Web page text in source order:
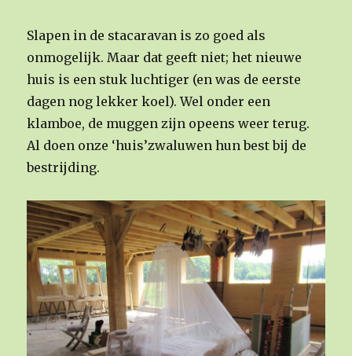
Slapen in de stacaravan is zo goed als
onmogelijk. Maar dat geeft niet; het nieuwe
huis is een stuk luchtiger (en was de eerste
dagen nog lekker koel). Wel onder een
klamboe, de muggen zijn opeens weer terug.
Al doen onze ‘huis’zwaluwen hun best bij de
bestrijding.